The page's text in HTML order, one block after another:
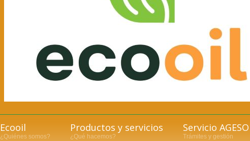
Ecooil
¿Quiénes somos?
Productos y servicios
¿Qué hacemos?
Servicio
Trámites y gestión